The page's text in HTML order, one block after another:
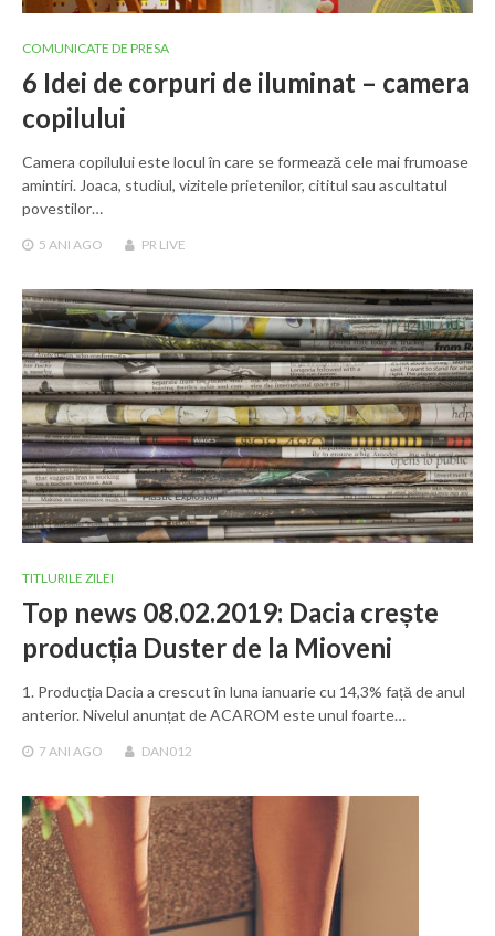
COMUNICATE DE PRESA
6 Idei de corpuri de iluminat – camera
copilului
Camera copilului este locul în care se formează cele mai frumoase
amintiri. Joaca, studiul, vizitele prietenilor, cititul sau ascultatul
povestilor…
5 ANI AGO PR LIVE
TITLURILE ZILEI
Top news 08.02.2019: Dacia crește
producția Duster de la Mioveni
1. Producția Dacia a crescut în luna ianuarie cu 14,3% față de anul
anterior. Nivelul anunțat de ACAROM este unul foarte…
7 ANI AGO DAN012